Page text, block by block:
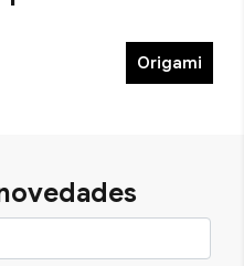
Origami